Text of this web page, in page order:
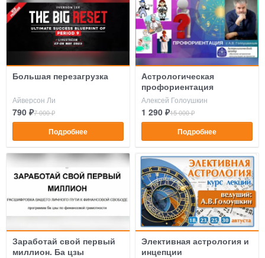
Большая перезагрузка
Айверсон Ли
790 ₽7 000 ₽
Подробнее
Астрологическая
профориентация
Алексей Голоушкин
1 290 ₽15 000 ₽
Подробнее
Заработай свой первый
миллион. Ба цзы
Элективная астрология и
инцепции